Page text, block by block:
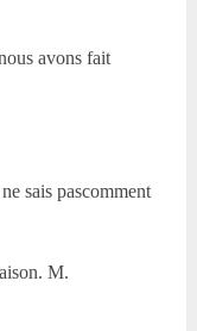
avons fait
sais pascomment
M.